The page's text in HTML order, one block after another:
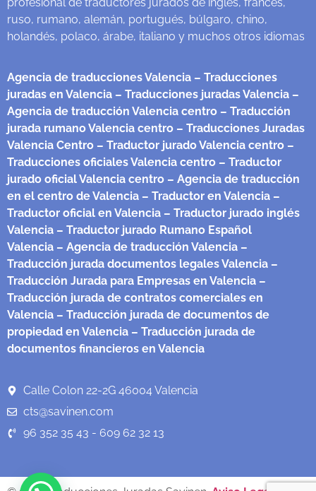
ruso, rumano, alemán, portugués, búlgaro, chino,
holandés, polaco, árabe, italiano y muchos otros idiomas
Agencia de traducciones Valencia – Traducciones
juradas en Valencia – Traducciones juradas Valencia –
Agencia de traducción Valencia centro – Traducción
jurada rumano Valencia centro – Traducciones Juradas
Valencia Centro – Traductor jurado Valencia centro –
Traducciones oficiales Valencia centro – Traductor
jurado oficial Valencia centro – Agencia de traducción
en el centro de Valencia – Traductor en Valencia –
Traductor oficial en Valencia – Traductor jurado inglés
Valencia – Traductor jurado Rumano Español
Valencia – Agencia de traducción Valencia –
Traducción jurada documentos legales Valencia –
Traducción Jurada para Empresas en Valencia –
Traducción jurada de contratos comerciales en
Valencia – Traducción jurada de documentos de
propiedad en Valencia – Traducción jurada de
documentos financieros en Valencia
Calle Colon 22-2G 46004 Valencia
cts@savinen.com
96 352 35 43 - 609 62 32 13